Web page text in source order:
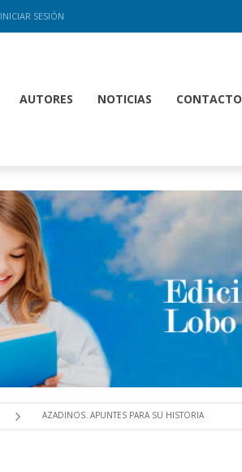
INICIAR SESIÓN
AUTORES NOTICIAS CONTACTO
AZADINOS. APUNTES PARA SU HISTORIA